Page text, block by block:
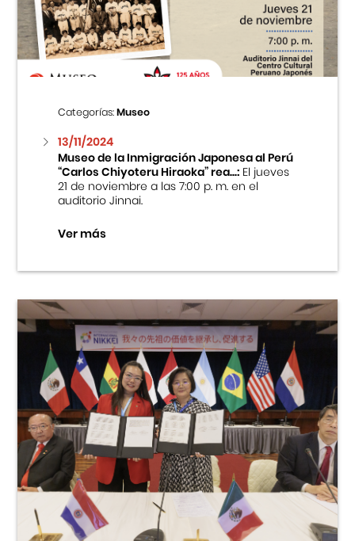
Centro Cultural Peruano Japonés
Cursos
Museo de la Inmigración Japonesa
Fondo Editorial
Teatro Peruano Japonés
Categorías:Museo
13/11/2024
Museo de la Inmigración Japonesa al Perú
“Carlos Chiyoteru Hiraoka” rea...:El jueves
21 de noviembre a las 7:00 p. m. en el
auditorio Jinnai.
Ver más